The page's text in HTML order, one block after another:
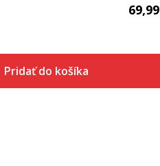
Pridať do košíka
69,99